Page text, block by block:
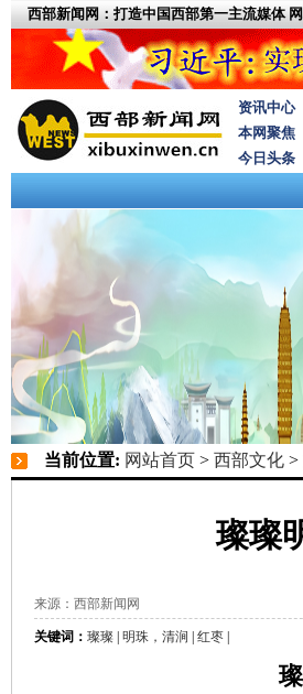
西部新闻网：打造中国西部第一主流媒体
资讯中心
本网聚焦
今日头条
当前位置: 网站首页 > 西部文化 >
璨璨
来源：西部新闻网
关键词： 璨璨 | 明珠，清涧 | 红枣 |
璨